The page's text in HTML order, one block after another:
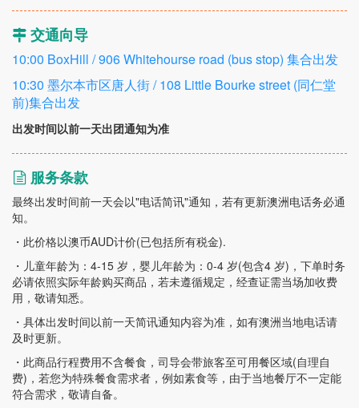
交通向导
10:00 BoxHill / 906 Whitehourse road (bus stop) 集合出发
10:30 墨尔本市区唐人街 / 108 Little Bourke street (同仁堂
前)集合出发
出发时间以前一天出团通知为准
服务条款
最终出发时间前一天会以"电话简讯"通知，若有更新澳洲电话务必通
知。
・此价格以澳币AUD计价(已包括所有税金).
・儿童年龄为：4-15 岁，婴儿年龄为：0-4 岁(包含4 岁)，下单时务
必请依照实际年龄购买商品，若未遵循规定，经查证需当场加收费
用，敬请知悉。
・具体出发时间以前一天简讯通知内容为准，如有澳洲当地电话请
及时更新。
・此商品行程费用不含餐食，司导会带旅客至可用餐区域(自理自
费)，若您为特殊餐食需求者，例如素食等，由于当地餐厅不一定能
符合需求，敬请自备。